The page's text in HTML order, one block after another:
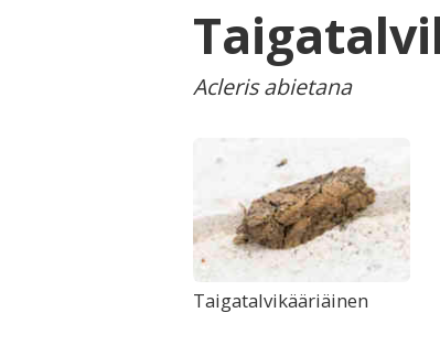
Acleris abietana
Taigatalvikääriäinen